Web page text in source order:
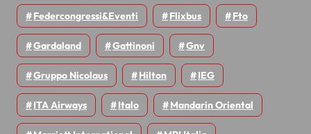
Federcongressi&eventi Flixbus Fto
Gardaland Gattinoni Gnv
Gruppo Nicolaus Hilton IEG
ITA Airways Italo Mandarin Oriental